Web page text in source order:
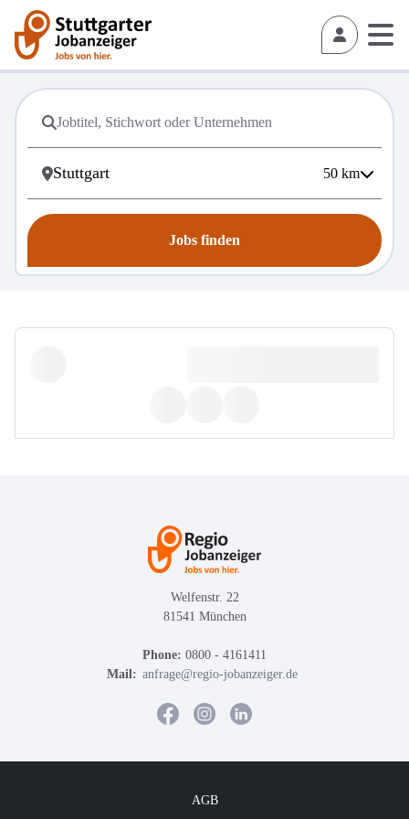
50 km
Jobs finden
Welfenstr. 22
81541 München
Phone: 0800 - 4161411
Mail: anfrage@regio-jobanzeiger.de
AGB